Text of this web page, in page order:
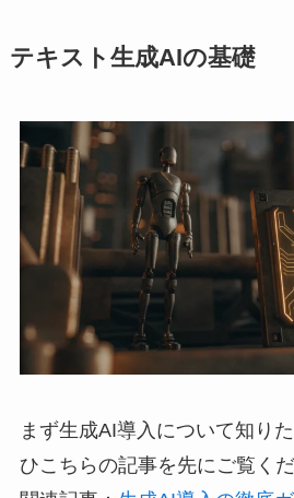
テキスト生成AIの基礎
まず生成AI導入について知り
ひこちらの記事を先にご覧くだ